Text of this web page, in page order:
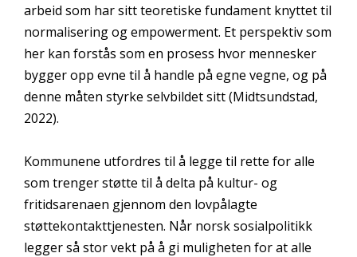
arbeid som har sitt teoretiske fundament knyttet til
normalisering og empowerment. Et perspektiv som
her kan forstås som en prosess hvor mennesker
bygger opp evne til å handle på egne vegne, og på
denne måten styrke selvbildet sitt (Midtsundstad,
2022).
Kommunene utfordres til å legge til rette for alle
som trenger støtte til å delta på kultur- og
fritidsarenaen gjennom den lovpålagte
støttekontakttjenesten. Når norsk sosialpolitikk
legger så stor vekt på å gi muligheten for at alle